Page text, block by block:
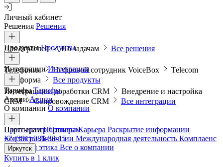
Личный кабинет
Решения Решения
Для отраслей По задачам Все решения
ПродуктыПродукты
Телефония Цифровой сотрудник VoiceBox
Telecom
платформа
Все продукты
ИнтеграцииИнтеграции
Интеграции и доработки CRM
Внедрение и настройка
CRM
Сопровождение CRM Все интеграции
ТарифыТарифы
АкцииАкции
О компании О компании
Пресс-центрОтзывыКарьера Раскрытие информации
КонтактыЛицензии Международная деятельность Комплаенс
и деловая этика Все о компании
ПартнерамПартнерам
+7 (391) 986-33-15
Иркутск
Купить в 1 клик